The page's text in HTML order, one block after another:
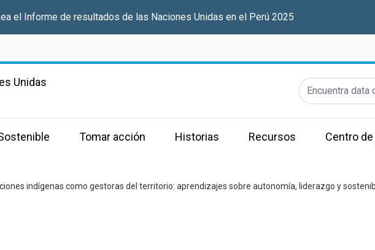
el Informe de resultados de las Naciones Unidas en el Perú 2025
Unidas
Encuentra data
Tomar acción Historias Recursos Centro
indígenas como gestoras del territorio: aprendizajes sobre autonomía, liderazgo y